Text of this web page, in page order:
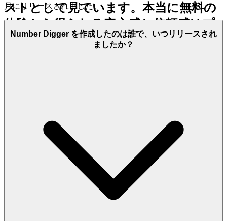
ストとして見ています。本当に無料の
体験から得られる安心感と信頼感はプ
ライスレスです。それは真のホスピタ
りするかもしれませんが、私たちはゲ
ームの根本的な喜びは、妥協や強制な
しに、すべての人にアクセス可能であ
るべきだと信じています。
のすべてのレベルと戦
月にリリースされました。
Number Digger を作成したのは誰で、いつリリースされ
ましたか？